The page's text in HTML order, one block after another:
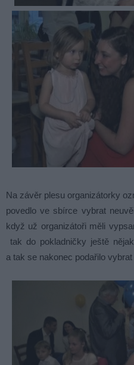
Na závěr plesu organizátorky
povedlo ve sbírce vybrat
když už organizátoři měli
tak do pokladničky ještě
a tak se nakonec podařilo